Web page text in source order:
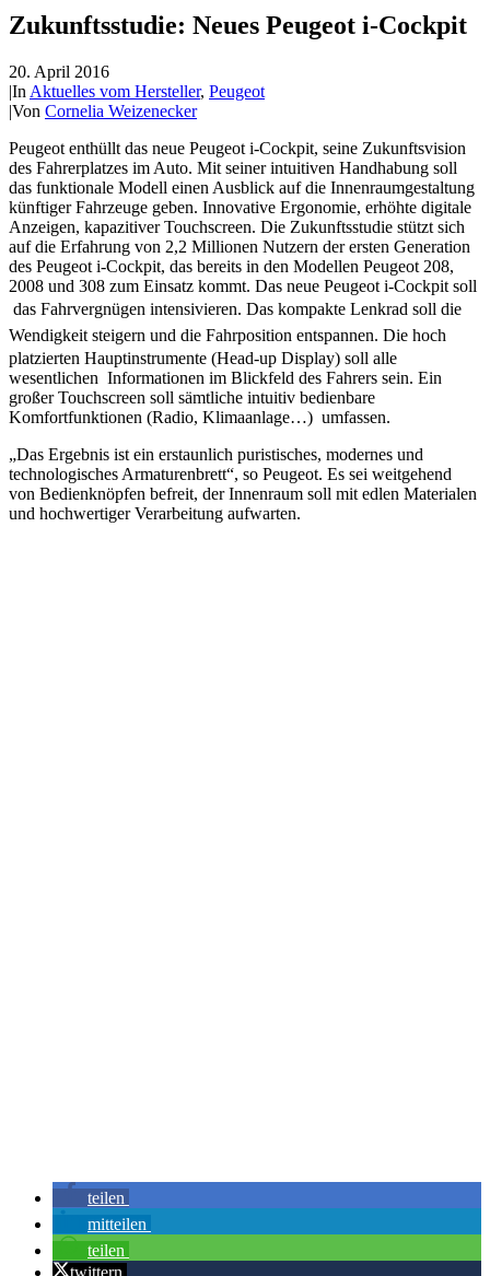
Zukunftsstudie: Neues Peugeot i-Cockpit
20. April 2016
|In Aktuelles vom Hersteller, Peugeot
|Von Cornelia Weizenecker
Peugeot enthüllt das neue Peugeot i-Cockpit, seine Zukunftsvision
des Fahrerplatzes im Auto. Mit seiner intuitiven Handhabung soll
das funktionale Modell einen Ausblick auf die Innenraumgestaltung
künftiger Fahrzeuge geben. Innovative Ergonomie, erhöhte digitale
Anzeigen, kapazitiver Touchscreen. Die Zukunftsstudie stützt sich
auf die Erfahrung von 2,2 Millionen Nutzern der ersten Generation
des Peugeot i-Cockpit, das bereits in den Modellen Peugeot 208,
2008 und 308 zum Einsatz kommt. Das neue Peugeot i-Cockpit soll
das Fahrvergnügen intensivieren. Das kompakte Lenkrad soll die
Wendigkeit steigern und die Fahrposition entspannen. Die hoch
platzierten Hauptinstrumente (Head-up Display) soll alle
wesentlichen Informationen im Blickfeld des Fahrers sein. Ein
großer Touchscreen soll sämtliche intuitiv bedienbare
Komfortfunktionen (Radio, Klimaanlage…) umfassen.
„Das Ergebnis ist ein erstaunlich puristisches, modernes und
technologisches Armaturenbrett“, so Peugeot. Es sei weitgehend
von Bedienknöpfen befreit, der Innenraum soll mit edlen Materialen
und hochwertiger Verarbeitung aufwarten.
teilen
mitteilen
teilen
twittern